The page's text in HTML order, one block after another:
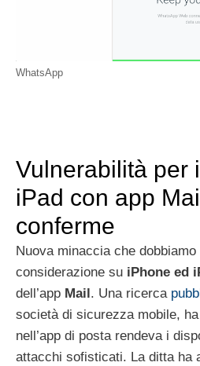
WhatsApp
Vulnerabilità per
iPad con app
conferme
Nuova minaccia che
considerazione su iPhone ed
dell’app Mail . Una ricerca
società di sicurezza mobile,
nell’app di posta rendeva i
attacchi sofisticati. La ditta ha